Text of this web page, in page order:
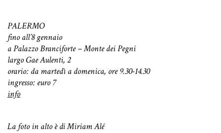
PALERMO
fino all’8 gennaio
a Palazzo Branciforte – Monte dei Pegni
largo Gae Aulenti, 2
orario: da martedì a domenica, ore 9.30-14.30
ingresso: euro 7
info
La foto in alto è di Miriam Alé